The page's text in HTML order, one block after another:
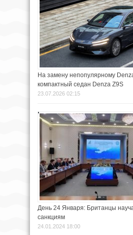
На замену непопулярному
компактный седан Denza Z9S
23.07.2026 02:15
День 24 Января: Британцы
санкциям
24.01.2024 18:00